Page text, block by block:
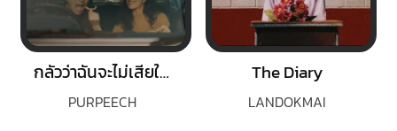
กลัวว่าฉันจะไม่เสียใจ (Fear)
PURPEECH
The Diary
LANDOKMAI